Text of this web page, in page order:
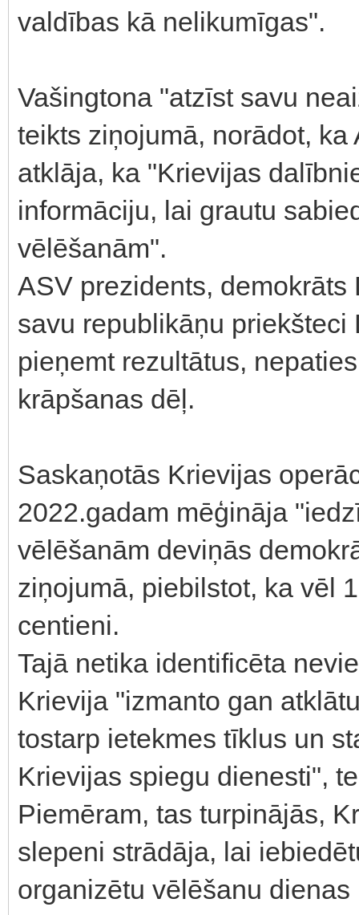
valdības kā nelikumīgas".
Vašingtona "atzīst savu
teikts ziņojumā, norādot,
atklāja, ka "Krievijas
informāciju, lai grautu
vēlēšanām".
ASV prezidents,
savu republikāņu
pieņemt rezultātus,
krāpšanas dēļ.
Saskaņotās Krievijas
2022.gadam mēģināja
vēlēšanām deviņās
ziņojumā, piebilstot, ka vēl
centieni.
Tajā netika identificēta
Krievija "izmanto gan
tostarp ietekmes tīklus un
Krievijas spiegu dienesti",
Piemēram, tas turpinājās,
slepeni strādāja, lai
organizētu vēlēšanu